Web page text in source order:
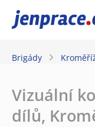
JenPráce.cz
Brigády
Vizuální
dílů,